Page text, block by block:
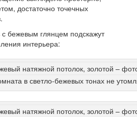
достаточно точечных
бежевым глянцем подскажут
интерьера:
в светло-бежевых тонах не